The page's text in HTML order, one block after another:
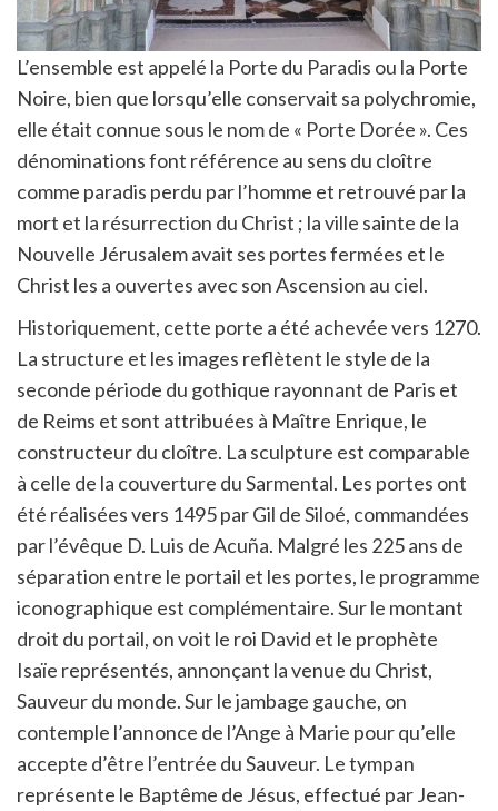
L’ensemble est appelé la Porte du Paradis ou la Porte
Noire, bien que lorsqu’elle conservait sa polychromie,
elle était connue sous le nom de « Porte Dorée ». Ces
dénominations font référence au sens du cloître
comme paradis perdu par l’homme et retrouvé par la
mort et la résurrection du Christ ; la ville sainte de la
Nouvelle Jérusalem avait ses portes fermées et le
Christ les a ouvertes avec son Ascension au ciel.
Historiquement, cette porte a été achevée vers 1270.
La structure et les images reflètent le style de la
seconde période du gothique rayonnant de Paris et
de Reims et sont attribuées à Maître Enrique, le
constructeur du cloître. La sculpture est comparable
à celle de la couverture du Sarmental. Les portes ont
été réalisées vers 1495 par Gil de Siloé, commandées
par l’évêque D. Luis de Acuña. Malgré les 225 ans de
séparation entre le portail et les portes, le programme
iconographique est complémentaire. Sur le montant
droit du portail, on voit le roi David et le prophète
Isaïe représentés, annonçant la venue du Christ,
Sauveur du monde. Sur le jambage gauche, on
contemple l’annonce de l’Ange à Marie pour qu’elle
accepte d’être l’entrée du Sauveur. Le tympan
représente le Baptême de Jésus, effectué par Jean-